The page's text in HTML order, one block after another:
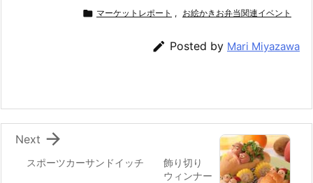
o
k
e er e
a
ai
l
 マーケットレポート , お絵かきお弁当関連イベント
 Posted by Mari Miyazawa
スポーツカーサンドイッチ 飾り切り
ウィンナー

Next